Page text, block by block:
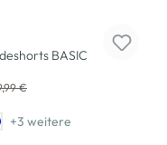
BASIC
€
+3 weitere